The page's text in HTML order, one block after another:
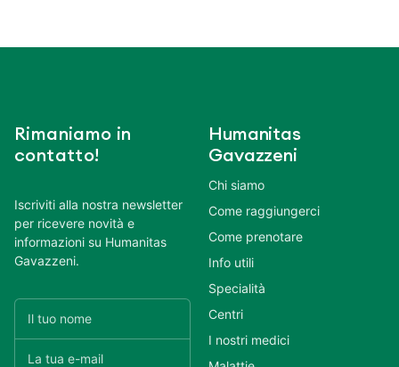
Rimaniamo in
contatto!
Iscriviti alla nostra newsletter
per ricevere novità e
informazioni su Humanitas
Gavazzeni.
Humanitas
Gavazzeni
Chi siamo
Come raggiungerci
Come prenotare
Info utili
Specialità
Centri
I nostri medici